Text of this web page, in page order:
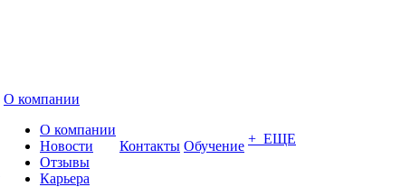
О компании
О компании
Новости
Отзывы
Карьера
Контакты Обучение + ЕЩЕ